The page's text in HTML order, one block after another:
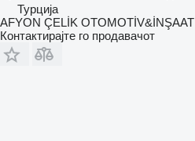
Турција
AFYON ÇELİK OTOMOTİV&İNŞAAT
Контактирајте го продавачот